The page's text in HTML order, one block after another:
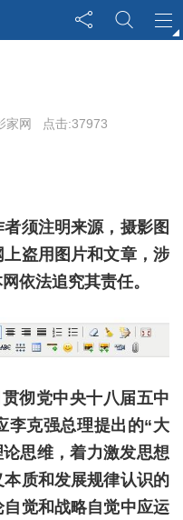
家网 点击:37973
须注明来源，摄影图
盗用图片和文章，涉
依法追究其责任。
彻党中央十八届五中
李克强总理提出的“大
思维，着力激发思想
质和发展规律认识的
觉和战略自觉中应运